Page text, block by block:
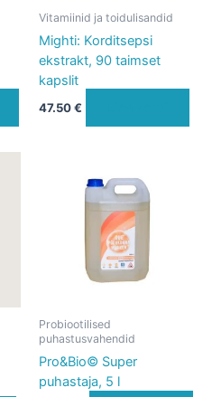
Vitamiinid ja toidulisandid
Mighti: Korditsepsi
ekstrakt, 90 taimset
kapslit
47.50€
Probiootilised
puhastusvahendid
Pro&Bio© Super
puhastaja, 5 l